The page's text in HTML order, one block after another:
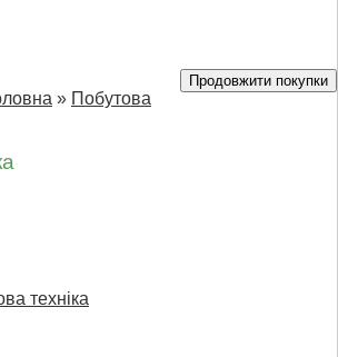
Продовжити покупки
» Побутова
техніка